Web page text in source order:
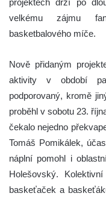
velkému zájmu
basketbalového míče.
Nově přidaným
aktivity v období
podporovaný, kromě
proběhl v sobotu 23.
čekalo nejedno
Tomáš Pomikálek,
náplní pomohl i
Holešovský.
baskeťaček a